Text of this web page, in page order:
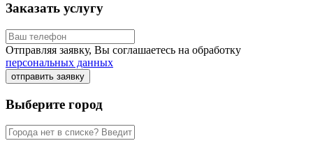
Заказать услугу
Отправляя заявку, Вы соглашаетесь на обработку
персональных данных
отправить заявку
Выберите город